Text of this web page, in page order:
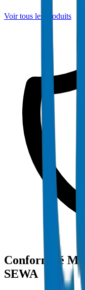
Voir tous les produits
Conformité
SEWA